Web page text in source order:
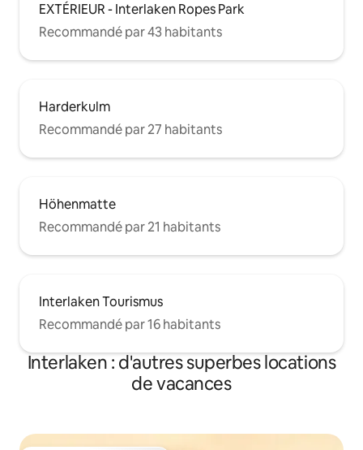
EXTÉRIEUR - Interlaken Ropes Park
Recommandé par 43 habitants
Harderkulm
Recommandé par 27 habitants
Höhenmatte
Recommandé par 21 habitants
Interlaken Tourismus
Recommandé par 16 habitants
Interlaken : d'autres superbes locations
de vacances